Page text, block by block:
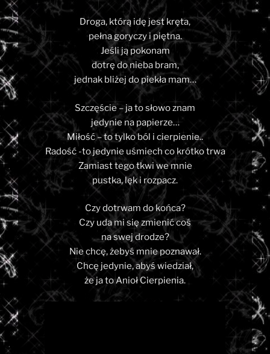
Droga, którą idę jest kręta,
pełna goryczy i piętna.
Jeśli ją pokonam
dotrę do nieba bram,
jednak bliżej do piekła mam…
Szczęście – ja to słowo znam
jedynie na papierze…
Miłość – to tylko ból i cierpienie..
Radość -to jedynie uśmiech co krótko trwa
Zamiast tego tkwi we mnie
pustka, lęk i rozpacz.
Czy dotrwam do końca?
Czy uda mi się zmienić coś
na swej drodze?
Nie chcę, żebyś mnie poznawał.
Chcę jedynie, abyś wiedział,
że ja to Anioł Cierpienia.